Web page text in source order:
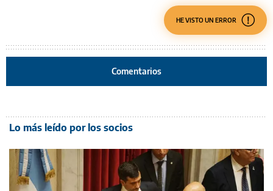
HE VISTO UN ERROR
Comentarios
Lo más leído por los socios